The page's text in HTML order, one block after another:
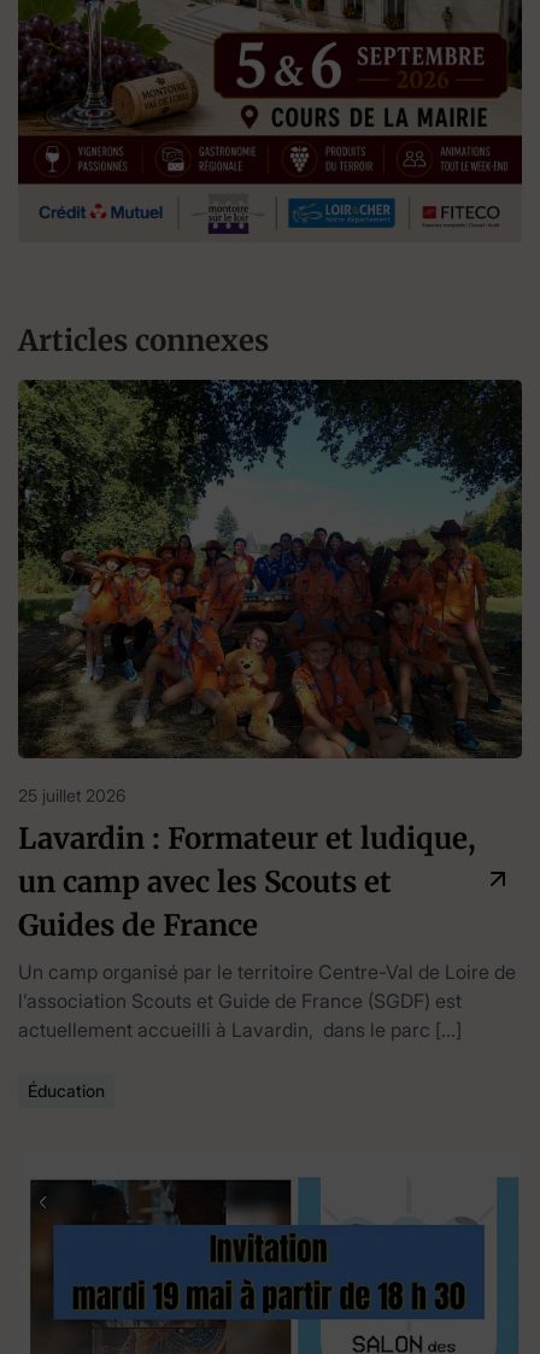
Articles connexes
25 juillet 2026
Lavardin : Formateur et ludique,
un camp avec les Scouts et
Guides de France
Un camp organisé par le territoire Centre-Val de Loire de
l’association Scouts et Guide de France (SGDF) est
actuellement accueilli à Lavardin, dans le parc […]
Éducation